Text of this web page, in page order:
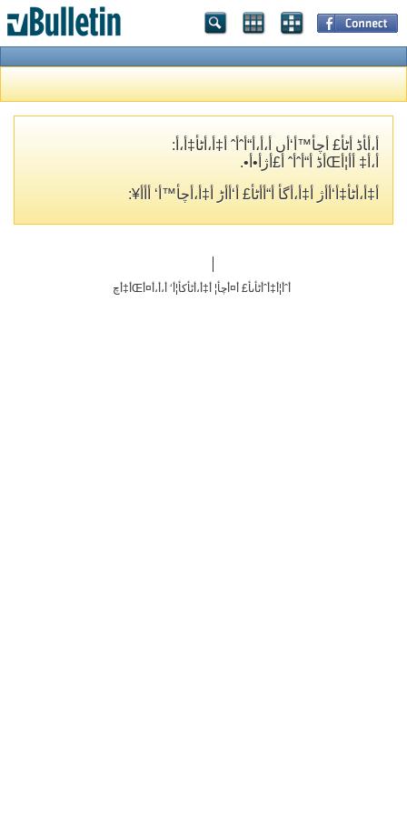
أ،أ‍أڈ أٹأ£ أچأ™أ‘أں أ،أ،أ“أˆأˆ أ‡أ،أٹأ‡أ،أ­:
أ،أ‡ أ­أ¦أŒأڈ أ“أˆأˆ أ£أژأ•أ•.
أ‡أ،أٹأ‡أ‘أ­أژ أ‡أ،أگأ­ أ“أ­أٹأ£ أ‘أ‌أڑ أ‡أ،أچأ™أ‘ أ‌أ­أ¥:
أˆأ¦أ‡أˆأٹأںأ£ أ¤أچأ¦ أ‡أ،أٹأکأ¦أ‘ أ،أ،أ¤أŒأ‡أچ